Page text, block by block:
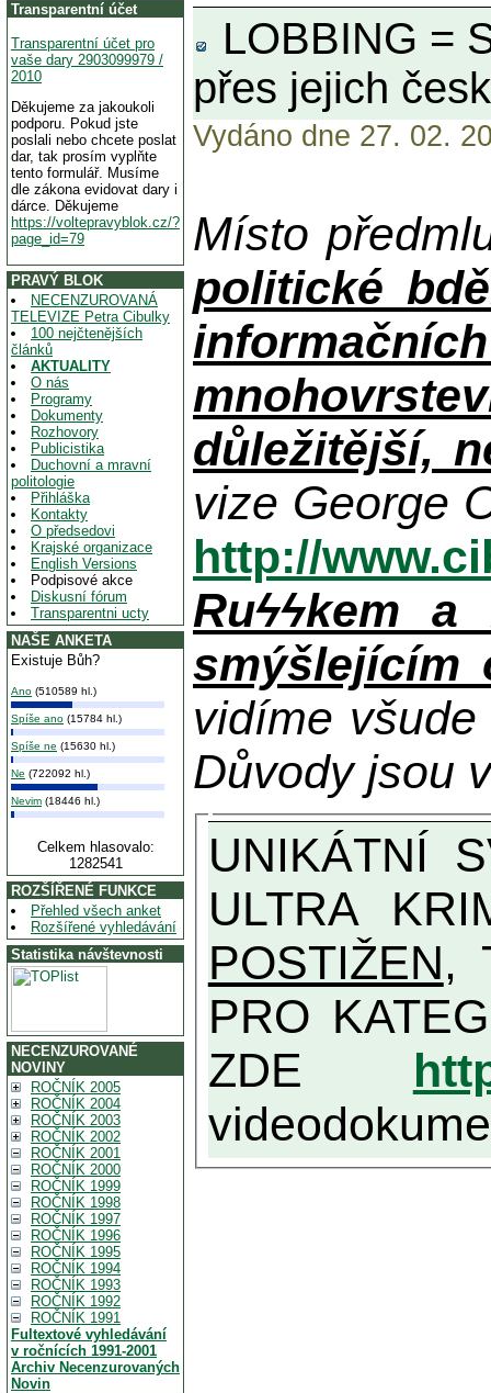
Transparentní účet
Transparentní účet pro
vaše dary 2903099979 /
2010
Děkujeme za jakoukoli
podporu. Pokud jste
poslali nebo chcete poslat
dar, tak prosím vyplňte
tento formulář. Musíme
dle zákona evidovat dary i
dárce. Děkujeme
https://voltepravyblok.cz/?
page_id=79
PRAVÝ BLOK
NECENZUROVANÁ
TELEVIZE Petra Cibulky
100 nejčtenějších
článků
AKTUALITY
O nás
Programy
Dokumenty
Rozhovory
Publicistika
Duchovní a mravní
politologie
Přihláška
Kontakty
O předsedovi
Krajské organizace
English Versions
Podpisové akce
Diskusní fórum
Transparentni ucty
NAŠE ANKETA
Existuje Bůh?
Ano (510589 hl.)
Spíše ano (15784 hl.)
Spíše ne (15630 hl.)
Ne (722092 hl.)
Nevim (18446 hl.)
Celkem hlasovalo:
1282541
ROZŠÍŘENÉ FUNKCE
Přehled všech anket
Rozšířené vyhledávání
Statistika návštevnosti
NECENZUROVANÉ
NOVINY
ROČNÍK 2005
ROČNÍK 2004
ROČNÍK 2003
ROČNÍK 2002
ROČNÍK 2001
ROČNÍK 2000
ROČNÍK 1999
ROČNÍK 1998
ROČNÍK 1997
ROČNÍK 1996
ROČNÍK 1995
ROČNÍK 1994
ROČNÍK 1993
ROČNÍK 1992
ROČNÍK 1991
Fultextové vyhledávání
v ročnících 1991-2001
Archiv Necenzurovaných
Novin
LOBBING =
přes jejich
Vydáno dne 27. 02.
Místo
politické
důležitější,
vize George
http://
Ruϟϟkem
smýšlejícím
vidíme
Důvody jsou
UNIKÁTNÍ SVĚDECTVÍ ZE SOUČASNOSTI: PŘEDSEDA VLASTIZRÁDNÉ VLÁDY KGB MIMOŘÁDNĚ DETAILNĚ O
ULTRA
POSTIŽEN,
PRO KATEGORII TĚCH VŮBEC
ZDE